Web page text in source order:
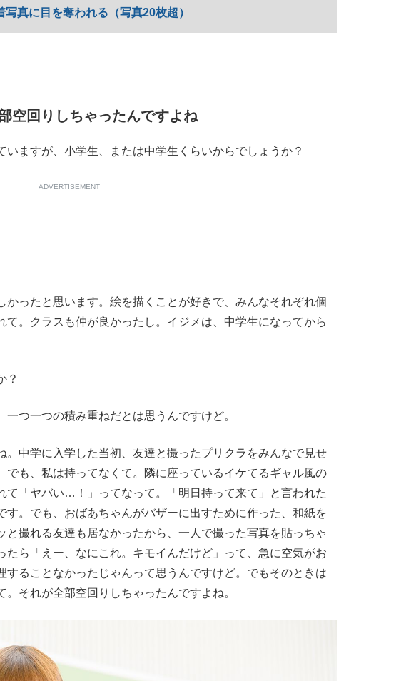
写真に目を奪われる（写真20枚超）
空回りしちゃったんですよね
ますが、小学生、または中学生くらいからでしょうか？
ADVERTISEMENT
かったと思います。絵を描くことが好きで、みんなそれぞれ個
。クラスも仲が良かったし。イジメは、中学生になってから
？
つ一つの積み重ねだとは思うんですけど。
中学に入学した当初、友達と撮ったプリクラをみんなで見せ
でも、私は持ってなくて。隣に座っているイケてるギャル風の
て「ヤバい…！」ってなって。「明日持って来て」と言われた
す。でも、おばあちゃんがバザーに出すために作った、和紙を
撮れる友達も居なかったから、一人で撮った写真を貼っちゃ
たら「えー、なにこれ。キモイんだけど」って、急に空気がお
することなかったじゃんって思うんですけど。でもそのときは
それが全部空回りしちゃったんですよね。